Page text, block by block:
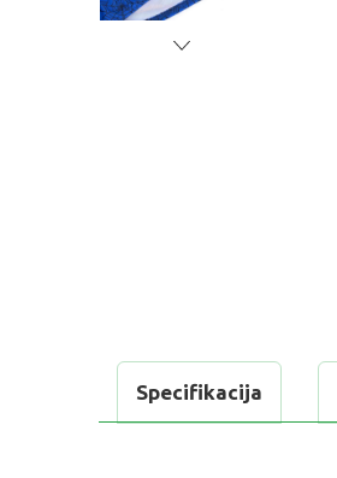
Specifikacija